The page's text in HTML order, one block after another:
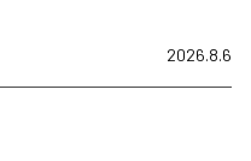
2026.8.6